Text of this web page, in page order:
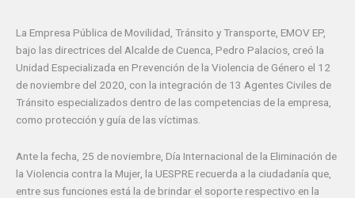
La Empresa Pública de Movilidad, Tránsito y Transporte, EMOV EP,
bajo las directrices del Alcalde de Cuenca, Pedro Palacios, creó la
Unidad Especializada en Prevención de la Violencia de Género el 12
de noviembre del 2020, con la integración de 13 Agentes Civiles de
Tránsito especializados dentro de las competencias de la empresa,
como protección y guía de las víctimas.
Ante la fecha, 25 de noviembre, Día Internacional de la Eliminación de
la Violencia contra la Mujer, la UESPRE recuerda a la ciudadanía que,
entre sus funciones está la de brindar el soporte respectivo en la